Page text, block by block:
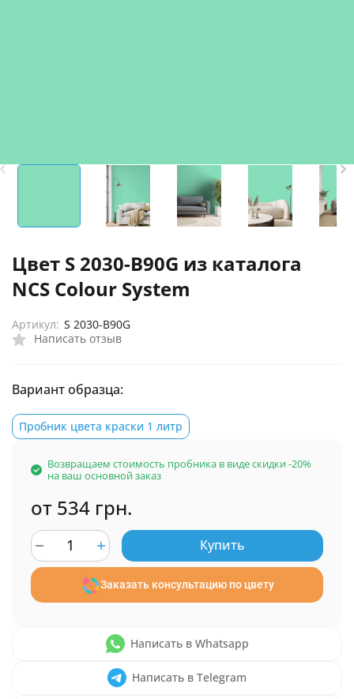
Цвет S 2030-B90G из каталога
NCS Colour System
Написать отзыв
Артикул: S 2030-B90G
Вариант образца:
Пробник цвета краски 1 литр
Возвращаем стоимость пробника в виде скидки -20%
на ваш основной заказ
от 534 грн.
Купить
Заказать консультацию по цвету
Написать в Whatsapp
Написать в Telegram